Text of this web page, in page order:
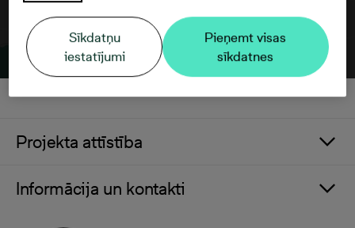
Projekta attīstība
Informācija un kontakti
Sīkdatņu
iestatījumi
Pieņemt visas
sīkdatnes